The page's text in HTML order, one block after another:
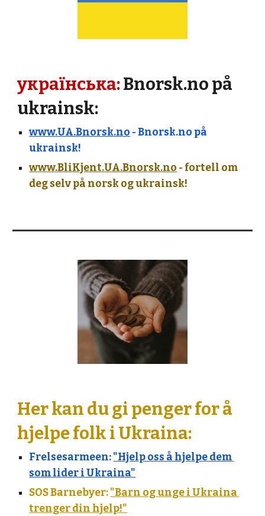
українська:Bnorsk.no på
ukrainsk:
www.UA.Bnorsk.no - Bnorsk.no på
ukrainsk!
www.BliKjent.UA.Bnorsk.no - fortell om
deg selv på norsk og ukrainsk!
Her kan du gi penger for å
hjelpe folk i Ukraina:
Frelsesarmeen: "Hjelp oss å hjelpe dem
som lider i Ukraina"
SOS Barnebyer: "Barn og unge i Ukraina
trenger din hjelp!"